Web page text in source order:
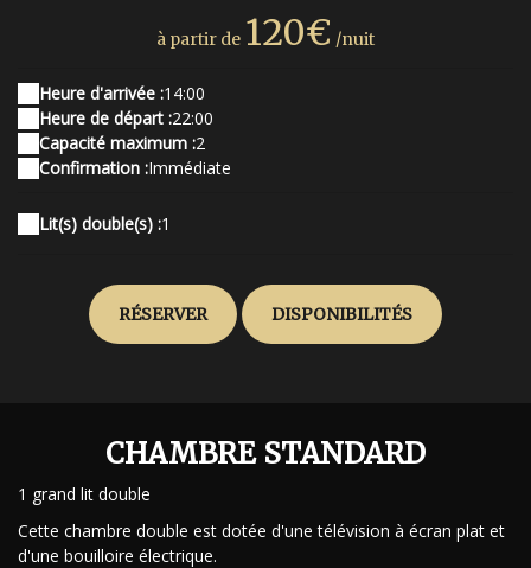
à partir de 120€ /nuit
Heure d'arrivée :14:00
Heure de départ :22:00
Capacité maximum :2
Confirmation :Immédiate
Lit(s) double(s) :1
RÉSERVER DISPONIBILITÉS
CHAMBRE STANDARD
1 grand lit double
Cette chambre double est dotée d'une télévision à écran plat et
d'une bouilloire électrique.